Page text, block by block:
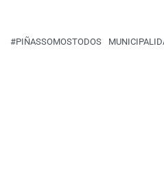
#PIÑASSOMOSTODOS